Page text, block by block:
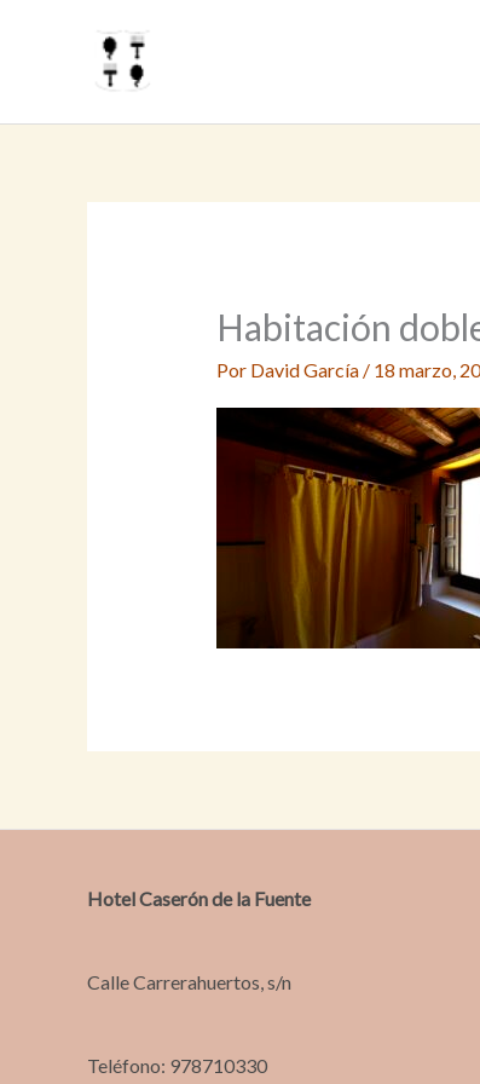
Habitación
Por David García / 18 marzo,
Hotel Caserón de la Fuente
Calle Carrerahuertos, s/n
Teléfono: 978710330